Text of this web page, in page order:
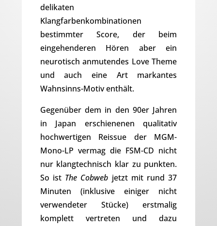
delikaten
Klangfarbenkombinationen
bestimmter Score, der beim
eingehenderen Hören aber ein
neurotisch anmutendes Love Theme
und auch eine Art markantes
Wahnsinns-Motiv enthält.
Gegenüber dem in den 90er Jahren
in Japan erschienenen qualitativ
hochwertigen Reissue der MGM-
Mono-LP vermag die FSM-CD nicht
nur klangtechnisch klar zu punkten.
So ist The Cobweb jetzt mit rund 37
Minuten (inklusive einiger nicht
verwendeter Stücke) erstmalig
komplett vertreten und dazu